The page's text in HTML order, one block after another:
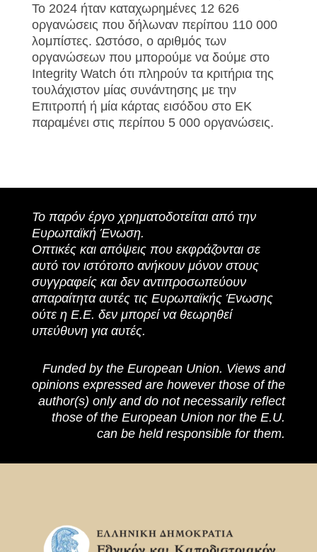
Το 2024 ήταν καταχωρημένες 12 626
οργανώσεις που δήλωναν περίπου 110 000
λομπίστες. Ωστόσο, ο αριθμός των
οργανώσεων που μπορούμε να δούμε στο
Integrity Watch ότι πληρούν τα κριτήρια της
τουλάχιστον μίας συνάντησης με την
Επιτροπή ή μία κάρτας εισόδου στο ΕΚ
παραμένει στις περίπου 5 000 οργανώσεις.
Το παρόν έργο χρηματοδοτείται από την
Ευρωπαϊκή Ένωση.
Οπτικές και απόψεις που εκφράζονται σε
αυτό τον ιστότοπο ανήκουν μόνον στους
συγγραφείς και δεν αντιπροσωπεύουν
απαραίτητα αυτές τις Ευρωπαϊκής Ένωσης
ούτε η Ε.Ε. δεν μπορεί να θεωρηθεί
υπεύθυνη για αυτές.
Funded by the European Union. Views and
opinions expressed are however those of the
author(s) only and do not necessarily reflect
those of the European Union nor the E.U.
can be held responsible for them.